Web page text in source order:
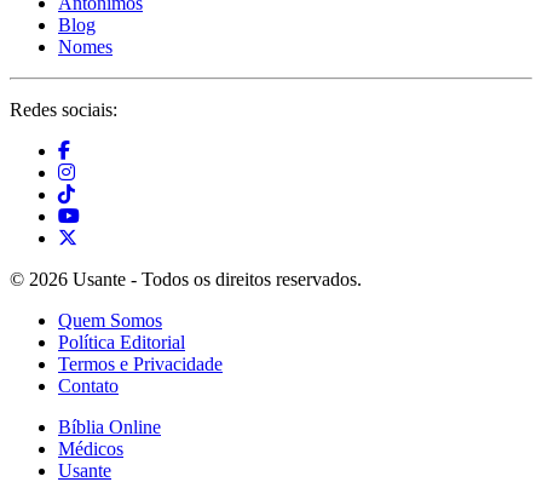
Blog
Nomes
Redes sociais:
© 2026 Usante - Todos os direitos reservados.
Quem Somos
Política Editorial
Termos e Privacidade
Contato
Bíblia Online
Médicos
Usante